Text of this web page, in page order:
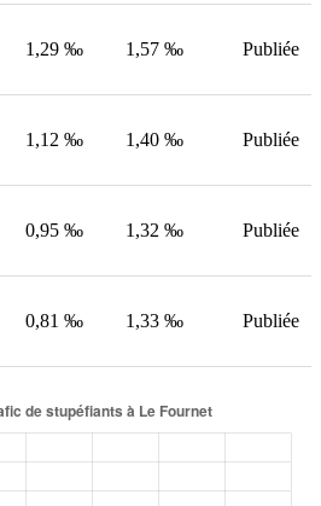
1,29 ‰ 1,57 ‰ Publiée
1,12 ‰ 1,40 ‰ Publiée
0,95 ‰ 1,32 ‰ Publiée
0,81 ‰ 1,33 ‰ Publiée